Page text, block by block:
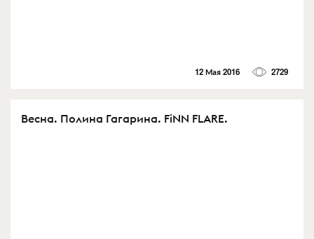
12 Мая 2016 2729
Весна. Полина Гагарина. FiNN FLARE.